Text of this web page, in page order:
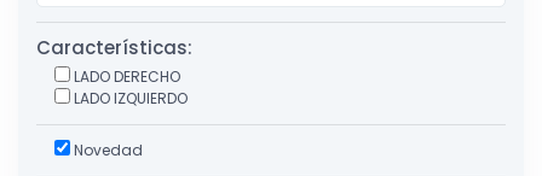
Características:
LADO DERECHO
LADO IZQUIERDO
Novedad